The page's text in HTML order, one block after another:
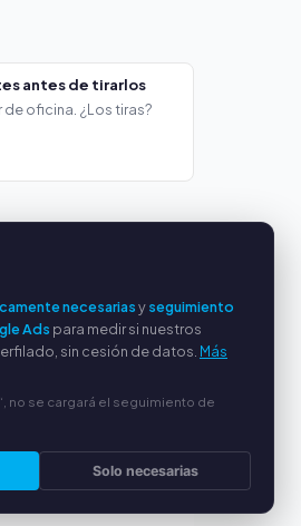
antes de tirarlos
oficina. ¿Los tiras?
SERVICIO
nosotros
de privacidad
necesariasyseguimiento
Ads para medir si nuestros
sin cesión de datos. Más
no se cargará el seguimiento de
Solo necesarias